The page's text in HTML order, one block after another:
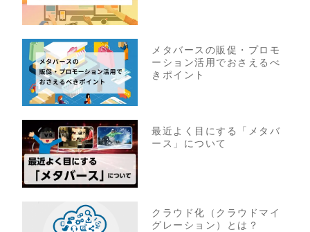
メタバースの販促・プロモ
ーション活用でおさえるべ
きポイント
最近よく目にする「メタバ
ース」について
クラウド化（クラウドマイ
グレーション）とは？